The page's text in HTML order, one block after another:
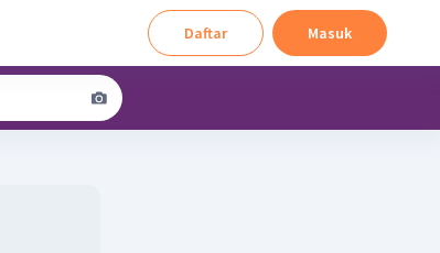
Daftar Masuk